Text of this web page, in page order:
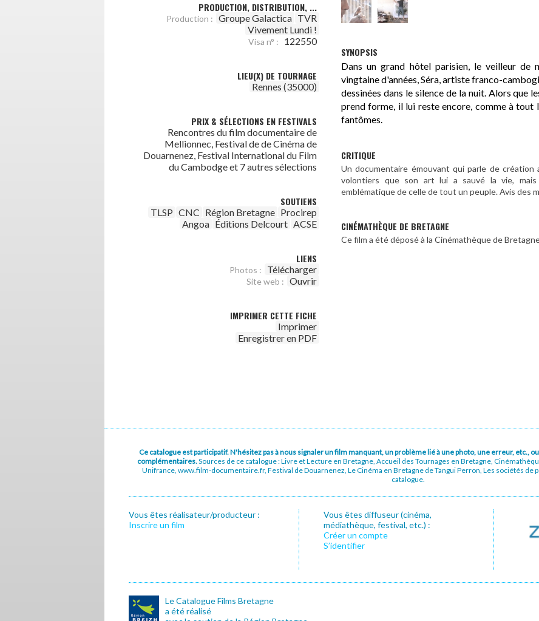
PRODUCTION, DISTRIBUTION, ...
Production : Groupe Galactica TVR
Vivement Lundi !
Visa n° : 122550
LIEU(X) DE TOURNAGE
Rennes (35000)
PRIX & SÉLECTIONS EN FESTIVALS
Rencontres du film documentaire de
Mellionnec, Festival de de Cinéma de
Douarnenez, Festival International du Film
du Cambodge et 7 autres sélections
SOUTIENS
TLSP CNC Région Bretagne Procirep
Angoa Éditions Delcourt ACSE
LIENS
Photos : Télécharger
Site web : Ouvrir
IMPRIMER CETTE FICHE
Imprimer
Enregistrer en PDF
SYNOPSIS
Dans un grand hôtel parisien, le veilleur de
vingtaine d'années, Séra, artiste franco-
dessinées dans le silence de la nuit. Alors que
prend forme, il lui reste encore, comme à tout
fantômes.
CRITIQUE
Un documentaire émouvant qui parle de
volontiers que son art lui a sauvé la vie,
emblématique de celle de tout un peuple. Avis des
CINÉMATHÈQUE DE BRETAGNE
Ce film a été déposé à la Cinémathèque de
Ce catalogue est participatif. N'hésitez pas à nous signaler un film manquant, un problème lié à une photo, une erreur, etc.,
complémentaires.Sources de ce catalogue : Livre et Lecture en Bretagne, Accueil des Tournages en Bretagne,
Unifrance, www.film-documentaire.fr, Festival de Douarnenez, Le Cinéma en Bretagne de Tangui Perron, Les sociétés de
catalogue.
Vous êtes réalisateur/producteur :
Inscrire un film
Vous êtes diffuseur (cinéma,
médiathèque, festival, etc.) :
Créer un compte
S’identifier
Le Catalogue Films Bretagne
a été réalisé